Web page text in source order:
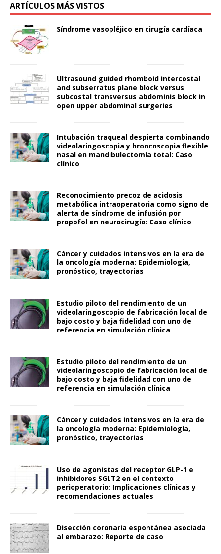
ARTÍCULOS MÁS VISTOS
Síndrome vasopléjico en cirugía cardíaca
Ultrasound guided rhomboid intercostal
and subserratus plane block versus
subcostal transversus abdominis block in
open upper abdominal surgeries
Intubación traqueal despierta combinando
videolaringoscopia y broncoscopia flexible
nasal en mandibulectomía total: Caso
clínico
Reconocimiento precoz de acidosis
metabólica intraoperatoria como signo de
alerta de síndrome de infusión por
propofol en neurocirugía: Caso clínico
Cáncer y cuidados intensivos en la era de
la oncología moderna: Epidemiología,
pronóstico, trayectorias
Estudio piloto del rendimiento de un
videolaringoscopio de fabricación local de
bajo costo y baja fidelidad con uno de
referencia en simulación clínica
Estudio piloto del rendimiento de un
videolaringoscopio de fabricación local de
bajo costo y baja fidelidad con uno de
referencia en simulación clínica
Cáncer y cuidados intensivos en la era de
la oncología moderna: Epidemiología,
pronóstico, trayectorias
Uso de agonistas del receptor GLP-1 e
inhibidores SGLT2 en el contexto
perioperatorio: Implicaciones clínicas y
recomendaciones actuales
Disección coronaria espontánea asociada
al embarazo: Reporte de caso